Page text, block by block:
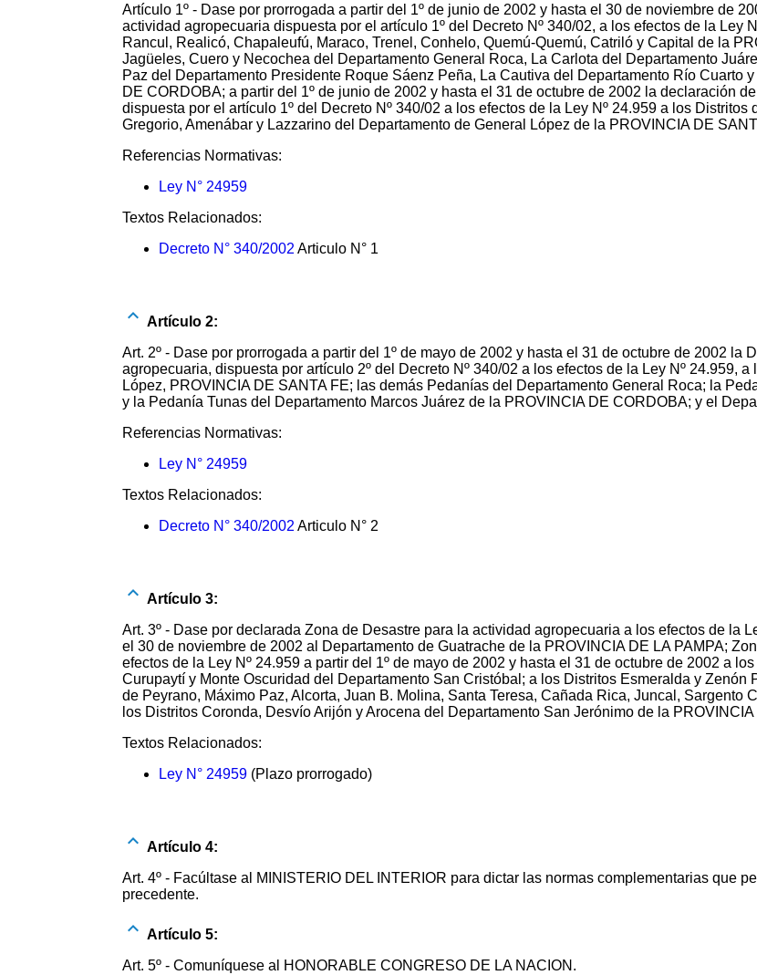
Artículo 1º - Dase por prorrogada a partir del 1º de junio de 2002 y hasta el 30 de noviembre de
actividad agropecuaria dispuesta por el artículo 1º del Decreto Nº 340/02, a los efectos de la Ley
Rancul, Realicó, Chapaleufú, Maraco, Trenel, Conhelo, Quemú-Quemú, Catriló y Capital de la
Jagüeles, Cuero y Necochea del Departamento General Roca, La Carlota del Departamento
Paz del Departamento Presidente Roque Sáenz Peña, La Cautiva del Departamento Río Cuarto
DE CORDOBA; a partir del 1º de junio de 2002 y hasta el 31 de octubre de 2002 la declaración
dispuesta por el artículo 1º del Decreto Nº 340/02 a los efectos de la Ley Nº 24.959 a los
Gregorio, Amenábar y Lazzarino del Departamento de General López de la PROVINCIA DE
Referencias Normativas:
Ley N° 24959
Textos Relacionados:
Decreto N° 340/2002 Articulo N° 1
Artículo 2:
Art. 2º - Dase por prorrogada a partir del 1º de mayo de 2002 y hasta el 31 de octubre de 2002 la
agropecuaria, dispuesta por artículo 2º del Decreto Nº 340/02 a los efectos de la Ley Nº 24.959,
López, PROVINCIA DE SANTA FE; las demás Pedanías del Departamento General Roca; la
y la Pedanía Tunas del Departamento Marcos Juárez de la PROVINCIA DE CORDOBA; y el
Referencias Normativas:
Ley N° 24959
Textos Relacionados:
Decreto N° 340/2002 Articulo N° 2
Artículo 3:
Art. 3º - Dase por declarada Zona de Desastre para la actividad agropecuaria a los efectos de la
el 30 de noviembre de 2002 al Departamento de Guatrache de la PROVINCIA DE LA PAMPA;
efectos de la Ley Nº 24.959 a partir del 1º de mayo de 2002 y hasta el 31 de octubre de 2002 a
Curupaytí y Monte Oscuridad del Departamento San Cristóbal; a los Distritos Esmeralda y
de Peyrano, Máximo Paz, Alcorta, Juan B. Molina, Santa Teresa, Cañada Rica, Juncal, Sargento
los Distritos Coronda, Desvío Arijón y Arocena del Departamento San Jerónimo de la
Textos Relacionados:
Ley N° 24959 (Plazo prorrogado)
Artículo 4:
Art. 4º - Facúltase al MINISTERIO DEL INTERIOR para dictar las normas complementarias que
precedente.
Artículo 5:
Art. 5º - Comuníquese al HONORABLE CONGRESO DE LA NACION.